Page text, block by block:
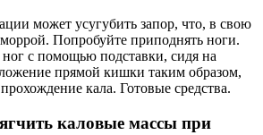
может усугубить запор, что, в свою
Попробуйте приподнять ноги.
с помощью подставки, сидя на
прямой кишки таким образом,
кала. Готовые средства.
каловые массы при